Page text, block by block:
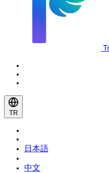
TR
日本語
中文